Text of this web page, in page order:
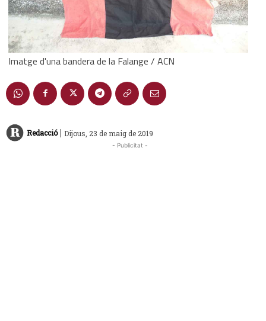
Imatge d'una bandera de la Falange / ACN
Redacció | Dijous, 23 de maig de 2019
- Publicitat -